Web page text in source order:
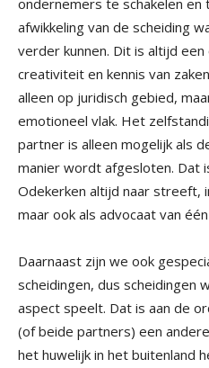
ondernemers te schakelen en
afwikkeling van de scheiding
verder kunnen. Dit is altijd
creativiteit en kennis van
alleen op juridisch gebied,
emotioneel vlak. Het
partner is alleen mogelijk als
manier wordt afgesloten. Dat
Odekerken altijd naar streeft,
maar ook als advocaat van
Daarnaast zijn we ook
scheidingen, dus scheidingen
aspect speelt. Dat is aan de
(of beide partners) een
het huwelijk in het buitenland